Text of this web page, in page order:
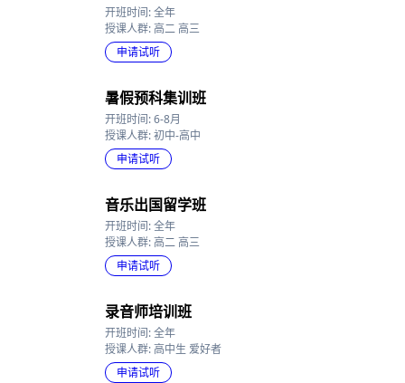
音乐高考全年班
开班时间: 全年
授课人群: 高二 高三
暑假预科集训班
开班时间: 6-8月
授课人群: 初中-高中
音乐出国留学班
开班时间: 全年
授课人群: 高二 高三
录音师培训班
开班时间: 全年
授课人群: 高中生 爱好者